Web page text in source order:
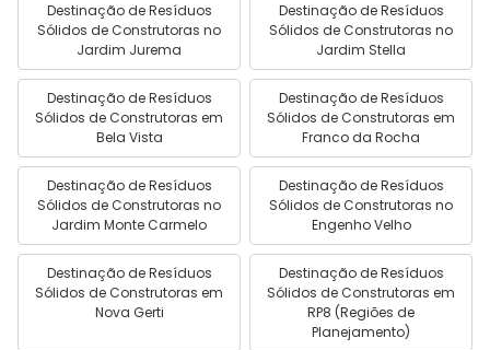
Destinação de Resíduos
Sólidos de Construtoras no
Jardim Jurema
Destinação de Resíduos
Sólidos de Construtoras no
Jardim Stella
Destinação de Resíduos
Sólidos de Construtoras em
Bela Vista
Destinação de Resíduos
Sólidos de Construtoras em
Franco da Rocha
Destinação de Resíduos
Sólidos de Construtoras no
Jardim Monte Carmelo
Destinação de Resíduos
Sólidos de Construtoras no
Engenho Velho
Destinação de Resíduos
Sólidos de Construtoras em
Nova Gerti
Destinação de Resíduos
Sólidos de Construtoras em
RP8 (Regiões de
Planejamento)